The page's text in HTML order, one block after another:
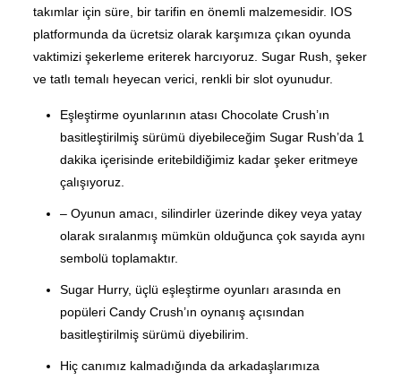
takımlar için süre, bir tarifin en önemli malzemesidir. IOS
platformunda da ücretsiz olarak karşımıza çıkan oyunda
vaktimizi şekerleme eriterek harcıyoruz. Sugar Rush, şeker
ve tatlı temalı heyecan verici, renkli bir slot oyunudur.
Eşleştirme oyunlarının atası Chocolate Crush’ın
basitleştirilmiş sürümü diyebileceğim Sugar Rush’da 1
dakika içerisinde eritebildiğimiz kadar şeker eritmeye
çalışıyoruz.
– Oyunun amacı, silindirler üzerinde dikey veya yatay
olarak sıralanmış mümkün olduğunca çok sayıda aynı
sembolü toplamaktır.
Sugar Hurry, üçlü eşleştirme oyunları arasında en
popüleri Candy Crush’ın oynanış açısından
basitleştirilmiş sürümü diyebilirim.
Hiç canımız kalmadığında da arkadaşlarımıza